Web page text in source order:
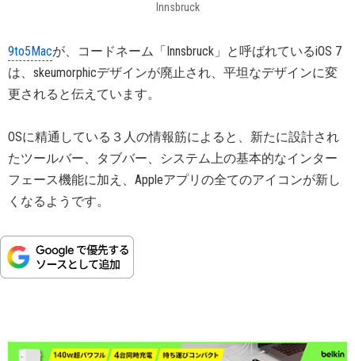
Innsbruck
9to5Macが、コードネーム「Innsbruck」と呼ばれているiOS 7
は、skeumorphicデザインが廃止され、平坦なデザインに変
更されると伝えています。
OSに精通している３人の情報筋によると、新たに設計され
たツールバー、タブバー、システム上の基本的なインター
フェース機能に加え、Appleアプリの全てのアイコンが新し
くなるようです。